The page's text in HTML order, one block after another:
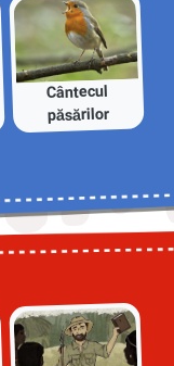
Cântecul
păsărilor